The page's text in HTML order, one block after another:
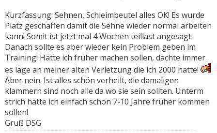
Kurzfassung: Sehnen, Schleimbeutel alles OK! Es wurde
Platz geschaffen damit die Sehne wieder normal arbeiten
kann! Somit ist jetzt mal 4 Wochen teillast angesagt.
Danach sollte es aber wieder kein Problem geben im
Training! Hätte ich früher machen sollen, dachte immer
es läge an meiner alten Verletzung die ich 2000 hatte!
Aber nein. Ist alles schön verheilt, die damaligen
klammern sind noch alle da wo sie sein sollten. Unterm
strich hätte ich einfach schon 7-10 Jahre früher kommen
sollen!
Gruß DSG